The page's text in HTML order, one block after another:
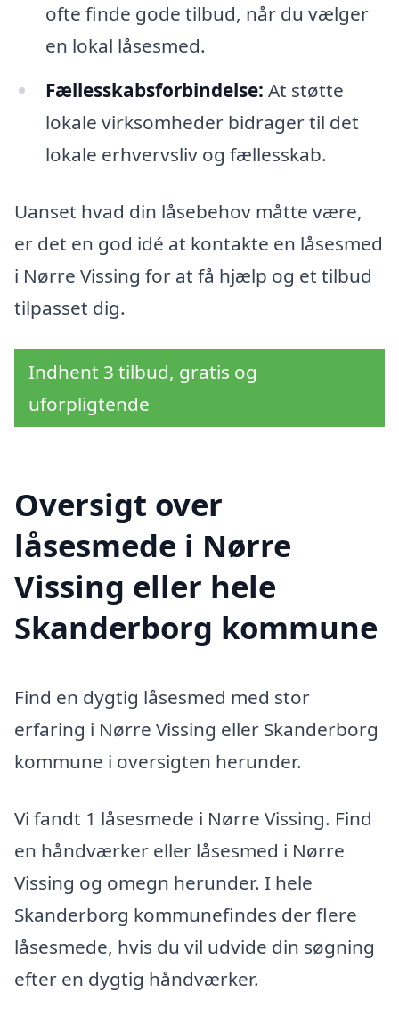
ofte finde gode tilbud, når du vælger
en lokal låsesmed.
Fællesskabsforbindelse: At støtte
lokale virksomheder bidrager til det
lokale erhvervsliv og fællesskab.
Uanset hvad din låsebehov måtte være,
er det en god idé at kontakte en låsesmed
i Nørre Vissing for at få hjælp og et tilbud
tilpasset dig.
Indhent 3 tilbud, gratis og
uforpligtende
Oversigt over
låsesmede i Nørre
Vissing eller hele
Skanderborg kommune
Find en dygtig låsesmed med stor
erfaring i Nørre Vissing eller Skanderborg
kommune i oversigten herunder.
Vi fandt 1 låsesmede i Nørre Vissing. Find
en håndværker eller låsesmed i Nørre
Vissing og omegn herunder. I hele
Skanderborg kommunefindes der flere
låsesmede, hvis du vil udvide din søgning
efter en dygtig håndværker.